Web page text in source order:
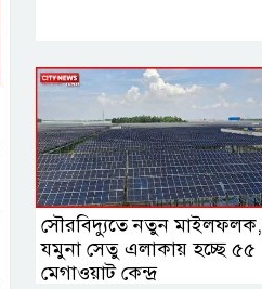
সৌরবিদ্যুতে নতুন মাইলফলক,
যমুনা সেতু এলাকায় হচ্ছে ৫৫
মেগাওয়াট কেন্দ্র